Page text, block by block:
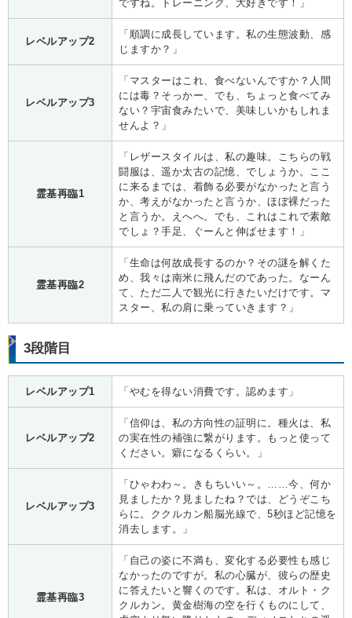
ですね。トレーニング、大好きです！」
レベルアップ2
「順調に成長しています。私の生態波動、感
じますか？」
レベルアップ3
「マスターはこれ、食べないんですか？人間
には毒？そっかー、でも、ちょっと食べてみ
ない？宇宙食みたいで、美味しいかもしれま
せんよ？」
霊基再臨1
「レザースタイルは、私の趣味。こちらの戦
闘服は、遥か太古の記憶、でしょうか。ここ
に来るまでは、着飾る必要がなかったと言う
か、考えがなかったと言うか、ほぼ裸だった
と言うか。えへへ。でも、これはこれで素敵
でしょ？手足、ぐーんと伸ばせます！」
霊基再臨2
「生命は何故成長するのか？その謎を解くた
め、我々は南米に飛んだのであった。なーん
て、ただ二人で観光に行きたいだけです。マ
スター、私の肩に乗っていきます？」
3段階目
レベルアップ1 「やむを得ない消費です。認めます」
レベルアップ2
「信仰は、私の方向性の証明に。種火は、私
の実在性の補強に繋がります。もっと使って
ください。癖になるくらい。」
レベルアップ3
「ひゃわわ～。きもちいい～。……今、何か
見ましたか？見ましたね？では、どうぞこち
らに。ククルカン船脳光線で、5秒ほど記憶を
消去します。」
霊基再臨3
「自己の姿に不満も、変化する必要性も感じ
なかったのですが。私の心臓が、彼らの歴史
に答えたいと響くのです。私は、オルト・ク
クルカン。黄金樹海の空を行くものにして、